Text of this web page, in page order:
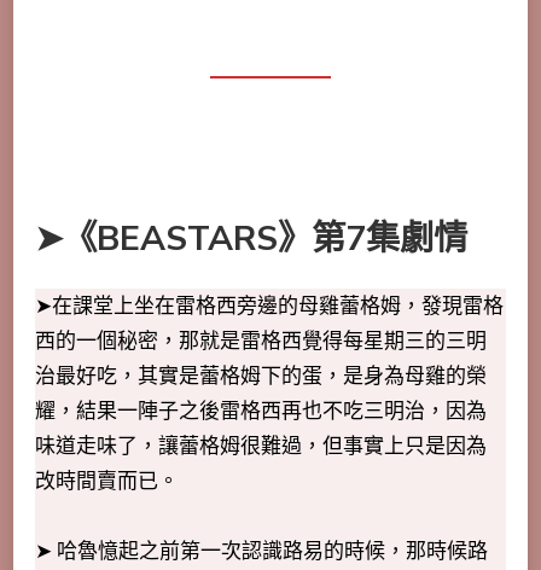
➤《BEASTARS》第7集劇情
➤在課堂上坐在雷格西旁邊的母雞蕾格姆，發現雷格
西的一個秘密，那就是雷格西覺得每星期三的三明
治最好吃，其實是蕾格姆下的蛋，是身為母雞的榮
耀，結果一陣子之後雷格西再也不吃三明治，因為
味道走味了，讓蕾格姆很難過，但事實上只是因為
改時間賣而已。
➤ 哈魯憶起之前第一次認識路易的時候，那時候路